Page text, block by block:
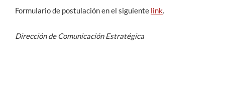
Formulario de postulación en el siguiente link
Dirección de Comunicación Estratégica